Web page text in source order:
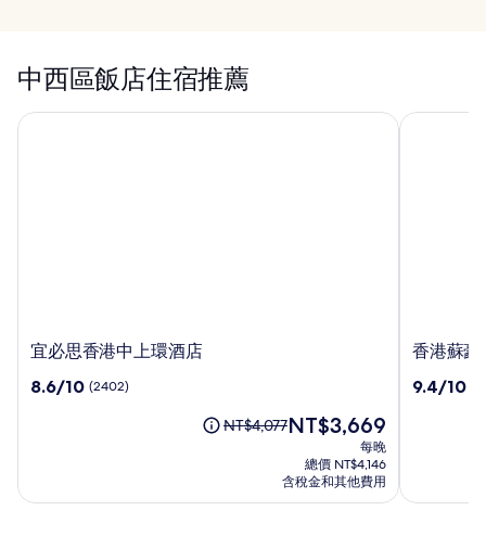
中西區飯店住宿推薦
宜
思
環
宜必思香港中上環酒店
8.6
8.6/10 (2402)
原
NT$4,077，
查
NT$4,077現
格
為
NT$3,669
每晚
總價 NT$4,146
含稅金和其他費用
宜必思香港中上環酒店
香
蘇
摩
香港蘇
9.4
9.4/10
香港蘇豪